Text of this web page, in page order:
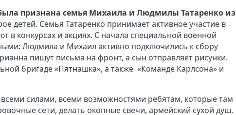
признана семья Михаила и Людмилы Татаренко из
детей. Семья Татаренко принимает активное участие в
в конкурсах и акциях. С начала специальной военной
Людмила и Михаил активно подключились к сбору
пишут письма на фронт, а сын отправляет рисунки.
бригаде «Пятнашка», а также «Команде Карлсона» и
силами, всеми возможностями ребятам, которые там
сети, делать окопные свечи, армейский сухой душ.